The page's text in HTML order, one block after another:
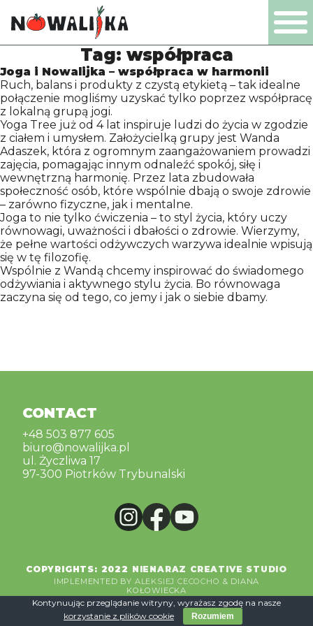
PL EN DE NL
PRODUCTS
COMPANY
CERTIFICATES
PRODUCTION
Tag: współpraca
Joga i Nowalijka – współpraca w harmonii
Ruch, balans i produkty z czystą etykietą – tak idealne
połączenie mogliśmy uzyskać tylko poprzez współpracę
z lokalną grupą jogi.
Yoga Tree już od 4 lat inspiruje ludzi do życia w zgodzie
z ciałem i umysłem. Założycielką grupy jest Wanda
Adaszek, która z ogromnym zaangażowaniem prowadzi
zajęcia, pomagając innym odnaleźć spokój, siłę i
wewnętrzną harmonię. Przez lata zbudowała
społeczność osób, które wspólnie dbają o swoje zdrowie
– zarówno fizyczne, jak i mentalne.
Joga to nie tylko ćwiczenia – to styl życia, który uczy
równowagi, uważności i dbałości o zdrowie. Wierzymy,
że pełne wartości odżywczych warzywa idealnie wpisują
się w tę filozofię.
Wspólnie z Wandą chcemy inspirować do świadomego
odżywiania i aktywnego stylu życia. Bo równowaga
zaczyna się od tego, co jemy i jak o siebie dbamy.
COPYRIGHTS: 2022 NIENARAZ CREATIVE STUDIO
IMPLEMENTED BY ALEKSIEJ CECOCHO & DIANA
KOŁOWIECKA
CONTACT
+48 503 877 605
biuro@nowalijka.pl
ul. Życzliwa 17
97-300 Piotrków Trybunalski
Kontynuując przeglądanie witryny, wyrażasz zgodę na nasze
korzystanie z plików cookie
Rozumiem